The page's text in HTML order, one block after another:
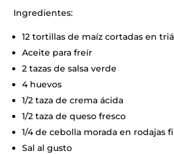
Ingredientes:
12 tortillas de maíz cortadas en
Aceite para freír
2 tazas de salsa verde
4 huevos
1/2 taza de crema ácida
1/2 taza de queso fresco
1/4 de cebolla morada en rodajas
Sal al gusto